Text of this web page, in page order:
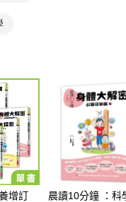
人之同意方可使用
損失，本公司不負相關責
號之用戶狀況，依本公司即
情形，本公司將視審查結果
。若發現惡意使用之情形，
額度並採取法律行動。
增訂
晨讀10分鐘 ：科